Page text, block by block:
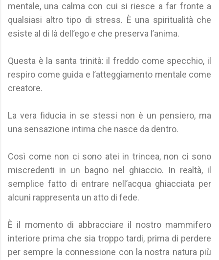
mentale, una calma con cui si riesce a far fronte a
qualsiasi altro tipo di stress. È una spiritualità che
esiste al di là dell’ego e che preserva l’anima.
Questa è la santa trinità: il freddo come specchio, il
respiro come guida e l’atteggiamento mentale come
creatore.
La vera fiducia in se stessi non è un pensiero, ma
una sensazione intima che nasce da dentro.
Così come non ci sono atei in trincea, non ci sono
miscredenti in un bagno nel ghiaccio. In realtà, il
semplice fatto di entrare nell’acqua ghiacciata per
alcuni rappresenta un atto di fede.
È il momento di abbracciare il nostro mammifero
interiore prima che sia troppo tardi, prima di perdere
per sempre la connessione con la nostra natura più